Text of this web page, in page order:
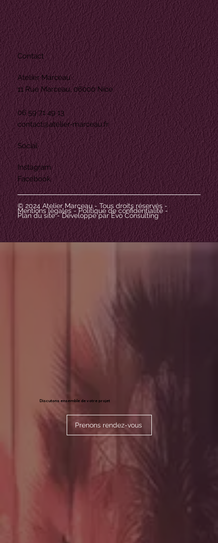
Contact
Atelier Marceau :
11 Rue Marceau, 06000 Nice
06 59 71 49 13
contact@atelier-marceau.fr
Social
Instagram
Facebook
© 2024 Atelier Marceau - Tous droits réservés-
Mentions légales-Politique de confidentialité-
Plan du site- Développé parEvo Consulting
Discutons ensemble de votre projet
Prenons rendez-vous